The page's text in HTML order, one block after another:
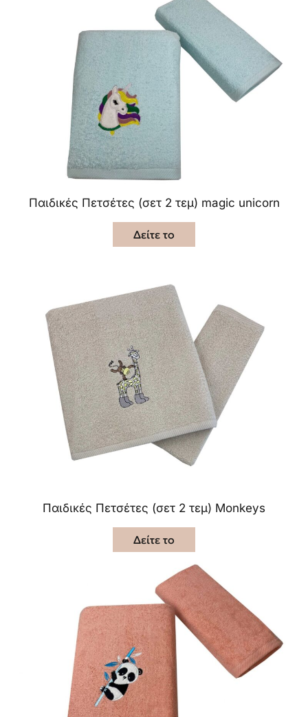
Παιδικές Πετσέτες (σετ 2 τεμ) magic unicorn
Δείτε το
Παιδικές Πετσέτες (σετ 2 τεμ) Monkeys
Δείτε το